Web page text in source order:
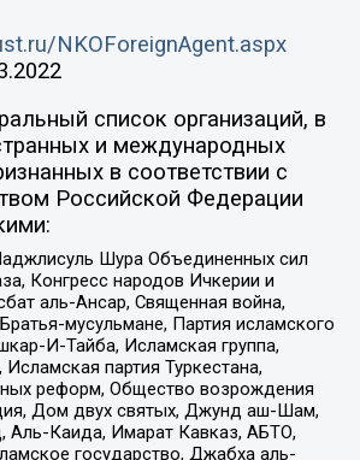
NKOForeignAgent.aspx
список организаций, в
и международных
в соответствии с
Российской Федерации
Шура Объединенных сил
Конгресс народов Ичкерии и
аль-Ансар, Священная война,
мусульмане, Партия исламского
И-Тайба, Исламская группа,
партия Туркестана,
реформ, Общество возрождения
Дом двух святых, Джунд аш-Шам,
Аль-Каида, Имарат Кавказ, АБТО,
государство, Джабха аль-